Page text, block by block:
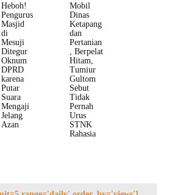
Heboh!
Pengurus
Masjid
di
Mesuji
Ditegur
Oknum
DPRD
karena
Putar
Suara
Mengaji
Jelang
Azan
Mobil
Dinas
Ketapang
dan
Pertanian
, Berpelat
Hitam,
Tumiur
Gultom
Sebut
Tidak
Pernah
Urus
STNK
Rahasia